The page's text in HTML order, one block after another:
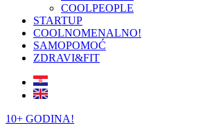
COOLPEOPLE
STARTUP
COOLNOMENALNO!
SAMOPOMOĆ
ZDRAVI&FIT
10+ GODINA!